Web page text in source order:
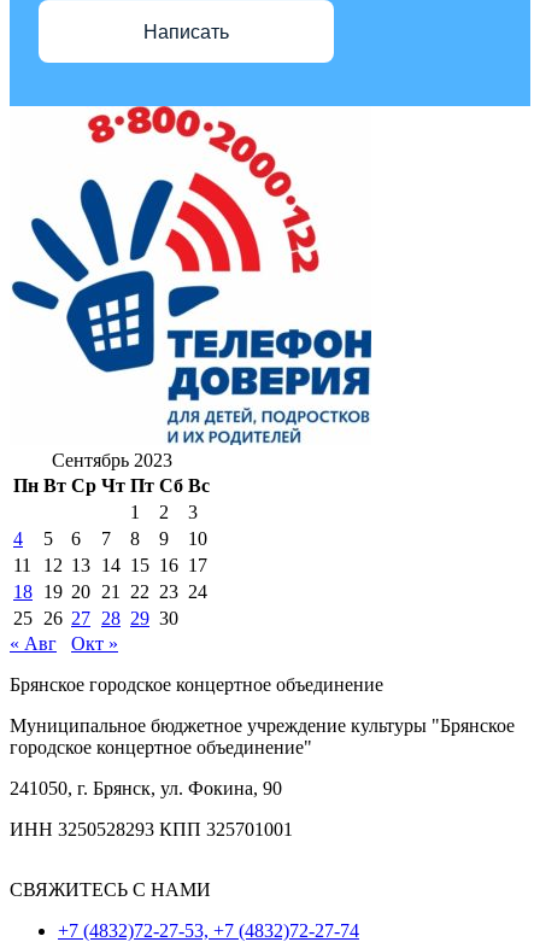
Написать
Сентябрь 2023
Пн Вт Ср Чт Пт Сб Вс
1
2
3
4
5 6 7 8 9
10
11
12 13 14 15 16 17
18 19 20 21 22 23 24
25 26 27 28 29 30
« Авг
Окт »
Брянское городское концертное объединение
Муниципальное бюджетное учреждение культуры "Брянское
городское концертное объединение"
241050, г. Брянск, ул. Фокина, 90
ИНН 3250528293 КПП 325701001
СВЯЖИТЕСЬ С НАМИ
+7 (4832)72-27-53, +7 (4832)72-27-74